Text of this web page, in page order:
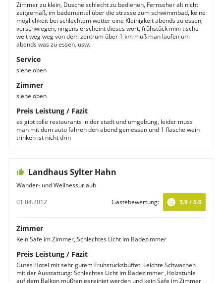
Zimmer zu klein, Dusche schlecht zu bedienen, Fernseher alt nicht
zeitgemäß, im bademantel über die strasse zum schwimmbad, keine
möglichkeit bei schlechtem wetter eine Kleinigkeit abends zu essen,
verschwiegen, nirgens erscheint dieses wort, frühstück mini tische
weit weg weg von dem zentrum über 1 km muß man laufen um
abends was zu essen. usw.
Service
siehe oben
Zimmer
siehe oben
Preis Leistung / Fazit
es gibt tolle restaurants in der stadt und umgebung, leider muss
man mit dem auto fahren den abend geniessen und 1 flasche wein
trinken ist nicht drin
Landhaus Sylter Hahn
Wander- und Wellnessurlaub
01.04.2012
Gästebewertung: 3.9 / 5.0
Zimmer
Kein Safe im Zimmer, Schlechtes Licht im Badezimmer
Preis Leistung / Fazit
Gutes Hotel mit sehr gutem Frühstücksbüffet. Leichte Schwächen
mit der Ausstattung: Schlechtes Licht im Badezimmer ,Holzstühle
auf dem Balkon müßten gereinigt werden und kein Safe im Zimmer.